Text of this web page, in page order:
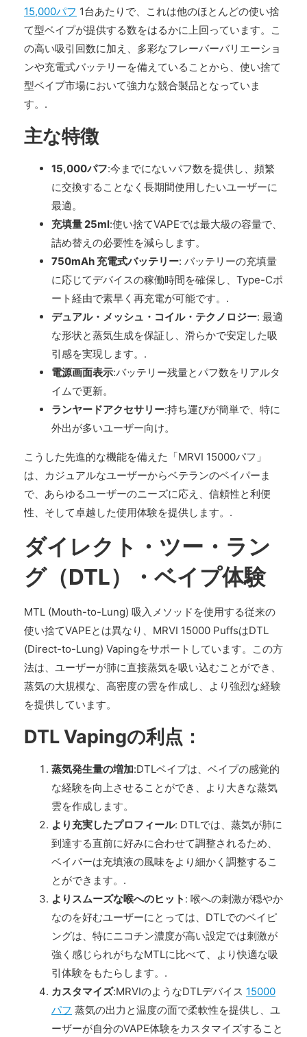
15,000パフ 1台あたりで、これは他のほとんどの使い捨
て型ベイプが提供する数をはるかに上回っています。こ
の高い吸引回数に加え、多彩なフレーバーバリエーショ
ンや充電式バッテリーを備えていることから、使い捨て
型ベイプ市場において強力な競合製品となっていま
す。.
主な特徴
15,000パフ:今までにないパフ数を提供し、頻繁
に交換することなく長期間使用したいユーザーに
最適。
充填量 25ml:使い捨てVAPEでは最大級の容量で、
詰め替えの必要性を減らします。
750mAh 充電式バッテリー: バッテリーの充填量
に応じてデバイスの稼働時間を確保し、Type-Cポ
ート経由で素早く再充電が可能です。.
デュアル・メッシュ・コイル・テクノロジー: 最適
な形状と蒸気生成を保証し、滑らかで安定した吸
引感を実現します。.
電源画面表示:バッテリー残量とパフ数をリアルタ
イムで更新。
ランヤードアクセサリー:持ち運びが簡単で、特に
外出が多いユーザー向け。
こうした先進的な機能を備えた「MRVI 15000パフ」
は、カジュアルなユーザーからベテランのベイパーま
で、あらゆるユーザーのニーズに応え、信頼性と利便
性、そして卓越した使用体験を提供します。.
ダイレクト・ツー・ラン
グ（DTL）・ベイプ体験
MTL (Mouth-to-Lung) 吸入メソッドを使用する従来の
使い捨てVAPEとは異なり、MRVI 15000 PuffsはDTL
(Direct-to-Lung) Vapingをサポートしています。この方
法は、ユーザーが肺に直接蒸気を吸い込むことができ、
蒸気の大規模な、高密度の雲を作成し、より強烈な経験
を提供しています。
DTL Vapingの利点：
蒸気発生量の増加:DTLベイプは、ベイプの感覚的
な経験を向上させることができ、より大きな蒸気
雲を作成します。
より充実したプロフィール: DTLでは、蒸気が肺に
到達する直前に好みに合わせて調整されるため、
ベイパーは充填液の風味をより細かく調整するこ
とができます。.
よりスムーズな喉へのヒット : 喉への刺激が穏やか
なのを好むユーザーにとっては、DTLでのベイピ
ングは、特にニコチン濃度が高い設定では刺激が
強く感じられがちなMTLに比べて、より快適な吸
引体験をもたらします。.
カスタマイズ:MRVIのようなDTLデバイス 15000
パフ 蒸気の出力と温度の面で柔軟性を提供し、ユ
ーザーが自分のVAPE体験をカスタマイズすること